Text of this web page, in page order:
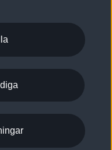
som kan avvika från
att du tagit del av
dess funktioner och
och sök råd